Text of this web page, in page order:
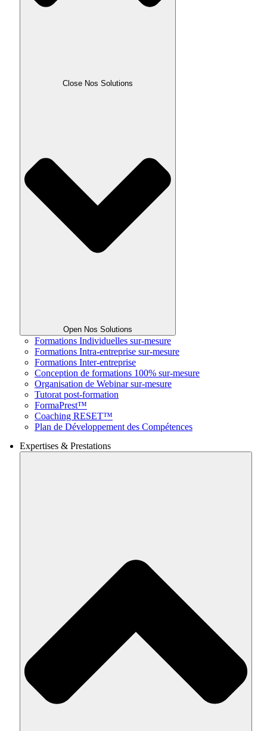
Close Nos Solutions
Open Nos Solutions
Formations Individuelles sur-mesure
Formations Intra-entreprise sur-mesure
Formations Inter-entreprise
Conception de formations 100% sur-mesure
Organisation de Webinar sur-mesure
Tutorat post-formation
FormaPrest™
Coaching RESET™
Plan de Développement des Compétences
Expertises & Prestations